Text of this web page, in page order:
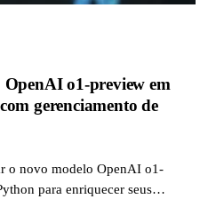
o1-preview em
gerenciamento de
o novo modelo OpenAI o1-
para enriquecer seus